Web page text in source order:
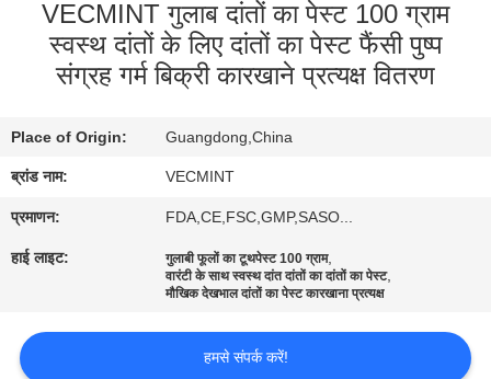
कारखाना
भ्रमण
गुणवत्ता
नियंत्रण
संपर्क
एक
VECMINT गुलाब दांतों का पेस्ट 100 ग्राम
स्वस्थ दांतों के लिए दांतों का पेस्ट फैंसी पुष्प
संग्रह गर्म बिक्री कारखाने प्रत्यक्ष वितरण
Place of Origin: Guangdong,China
ब्रांड नाम: VECMINT
प्रमाणन: FDA,CE,FSC,GMP,SASO...
हाई लाइट: गुलाबी फूलों का टूथपेस्ट 100 ग्राम,
वारंटी के साथ स्वस्थ दांत दांतों का दांतों का पेस्ट,
मौखिक देखभाल दांतों का पेस्ट कारखाना प्रत्यक्ष
हमसे संपर्क करें!